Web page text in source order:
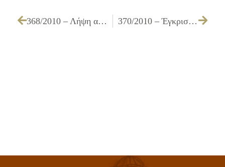
368/2010 – Λήψη απόφασης για την έγκριση της υπ’ αριθμ. ΟΙΚ9/2010 μελέτης και του τρόπου εκτέλεσης του έργου ΒΕΛΤΙΩΣΕΙΣ – ΑΝΑΒΑΘΜΙΣΕΙΣ ΣΧΟΛΙΚΩΝ ΥΠΟΔΟΜΩΝ (ΧΩΡΟΙ ΥΓΙΕΙΝΗΣ, ΜΟΝΩΣΕΙΣ) ΕΡΓΟΛΑΒΙΑΣ Δ1/10 370/2010 – Έγκριση του 2ου Ανακεφαλαιωτικού Πίνακα του έργου ΣΥΝΤΗΡΗΣΗ – ΕΠΕΚΤΑΣΗ ΑΓΩΓΩΝ ΑΠΟΧΕΤΕΥΣΗΣ ΑΚΑΘΑΡΤΩΝ ΕΡΓ. Β3/09